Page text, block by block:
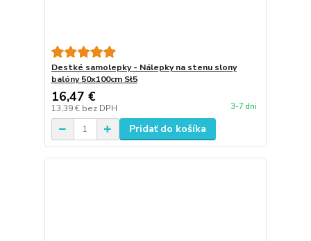
Destké samolepky - Nálepky na stenu slony
balóny 50x100cm Sł5
16,47 €
13,39 € bez DPH 3-7 dni
Pridať do košíka